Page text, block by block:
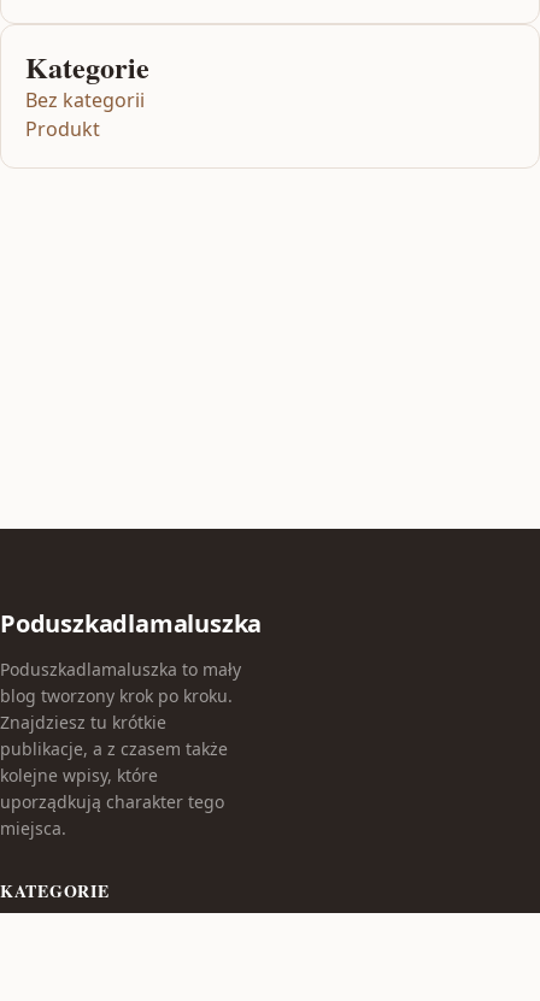
Kategorie
Bez kategorii
Produkt
Poduszkadlamaluszka
Poduszkadlamaluszka to mały
blog tworzony krok po kroku.
Znajdziesz tu krótkie
publikacje, a z czasem także
kolejne wpisy, które
uporządkują charakter tego
miejsca.
KATEGORIE